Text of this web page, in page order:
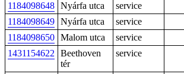
1184098648 Nyárfa utca service
1184098649 Nyárfa utca service
1184098650 Malom utca service
1431154622
Beethoven
tér
service